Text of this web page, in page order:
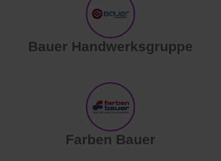
Bauer Handwerksgruppe
Farben Bauer